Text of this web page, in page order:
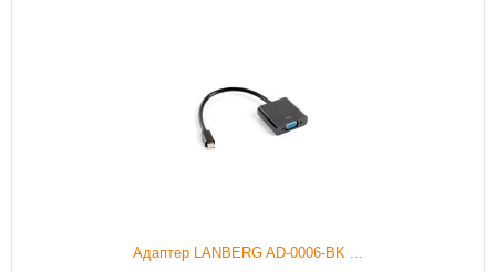
Адаптер LANBERG AD-0006-BK ...